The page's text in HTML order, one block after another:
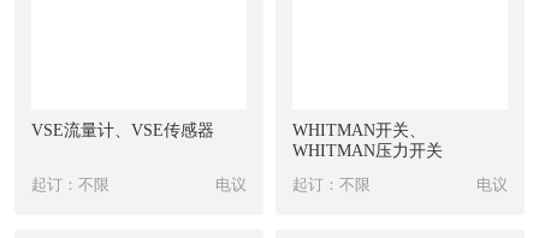
我们热忱地希望尽我们的努力,力争优惠的产品价格,供货周期以及
VSE流量计、VSE传感器
起订：不限 电议
WHITMAN开关、
WHITMAN压力开关
起订：不限 电议